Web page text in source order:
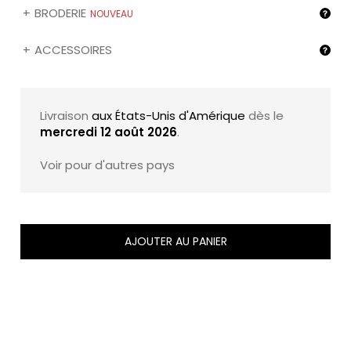
BRODERIE NOUVEAU
ACCESSOIRES
Livraison aux États-Unis d'Amérique dès le
mercredi 12 août 2026.
Voir pour d'autres pays
AJOUTER AU PANIER